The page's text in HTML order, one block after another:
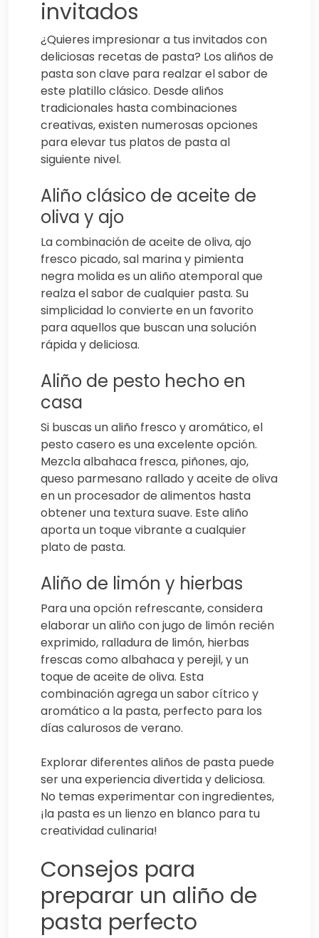
invitados
¿Quieres impresionar a tus invitados con
deliciosas recetas de pasta? Los aliños de
pasta son clave para realzar el sabor de
este platillo clásico. Desde aliños
tradicionales hasta combinaciones
creativas, existen numerosas opciones
para elevar tus platos de pasta al
siguiente nivel.
Aliño clásico de aceite de
oliva y ajo
La combinación de aceite de oliva, ajo
fresco picado, sal marina y pimienta
negra molida es un aliño atemporal que
realza el sabor de cualquier pasta. Su
simplicidad lo convierte en un favorito
para aquellos que buscan una solución
rápida y deliciosa.
Aliño de pesto hecho en
casa
Si buscas un aliño fresco y aromático, el
pesto casero es una excelente opción.
Mezcla albahaca fresca, piñones, ajo,
queso parmesano rallado y aceite de oliva
en un procesador de alimentos hasta
obtener una textura suave. Este aliño
aporta un toque vibrante a cualquier
plato de pasta.
Aliño de limón y hierbas
Para una opción refrescante, considera
elaborar un aliño con jugo de limón recién
exprimido, ralladura de limón, hierbas
frescas como albahaca y perejil, y un
toque de aceite de oliva. Esta
combinación agrega un sabor cítrico y
aromático a la pasta, perfecto para los
días calurosos de verano.
Explorar diferentes aliños de pasta puede
ser una experiencia divertida y deliciosa.
No temas experimentar con ingredientes,
¡la pasta es un lienzo en blanco para tu
creatividad culinaria!
Consejos para
preparar un aliño de
pasta perfecto